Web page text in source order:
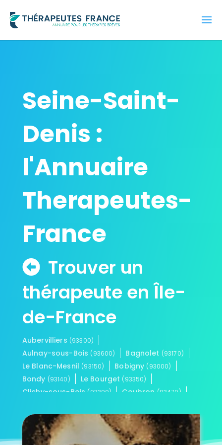
Seine-Saint-
Denis :
l'Annuaire
Therapeutes-
France
Trouver un
thérapeute en Île-
de-France
Aubervilliers (93300)
Aulnay-sous-Bois (93600) Bagnolet (93170)
Le Blanc-Mesnil (93150) Bobigny (93000)
Bondy (93140) Le Bourget (93350)
Clichy-sous-Bois (93390) Coubron (93470)
Dugny (93440) Épinay-sur-Seine(93800)
Gagny(93220) Gournay-sur-Marne(93460)